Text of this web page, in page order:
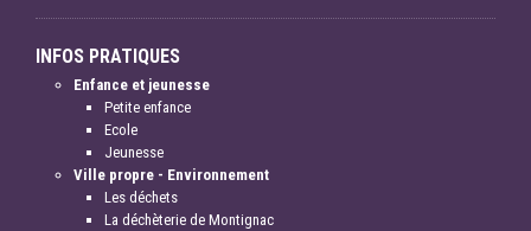
INFOS PRATIQUES
Enfance et jeunesse
Petite enfance
Ecole
Jeunesse
Ville propre - Environnement
Les déchets
La déchèterie de Montignac